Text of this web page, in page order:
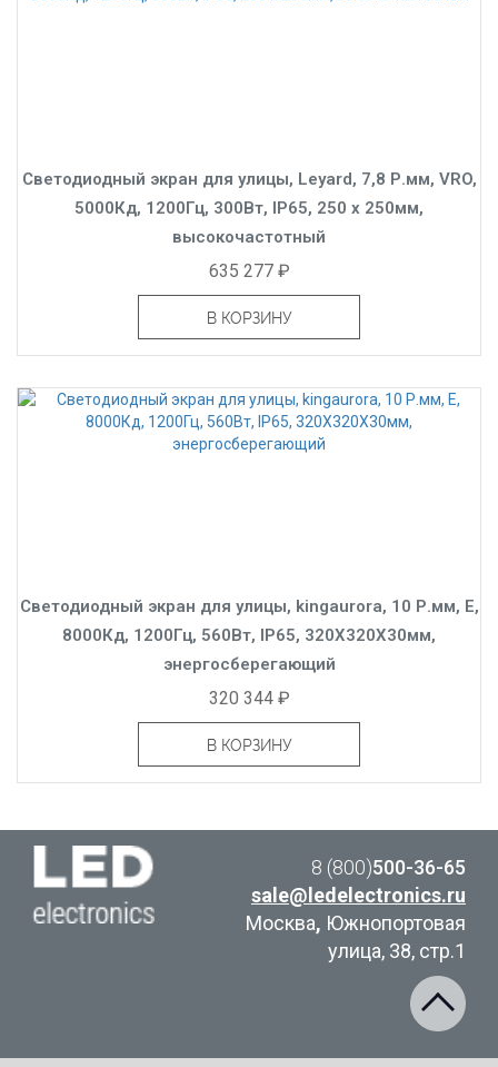
Светодиодный экран для улицы, Leyard, 7,8 Р.мм, VRO,
5000Кд, 1200Гц, 300Вт, IP65, 250 x 250мм,
высокочастотный
635 277 ₽
В КОРЗИНУ
Светодиодный экран для улицы, kingaurora, 10 Р.мм, E,
8000Кд, 1200Гц, 560Вт, IP65, 320X320X30мм,
энергосберегающий
320 344 ₽
В КОРЗИНУ
8 (800)500-36-65
sale@ledelectronics.ru
Москва, Южнопортовая
улица, 38, стр.1